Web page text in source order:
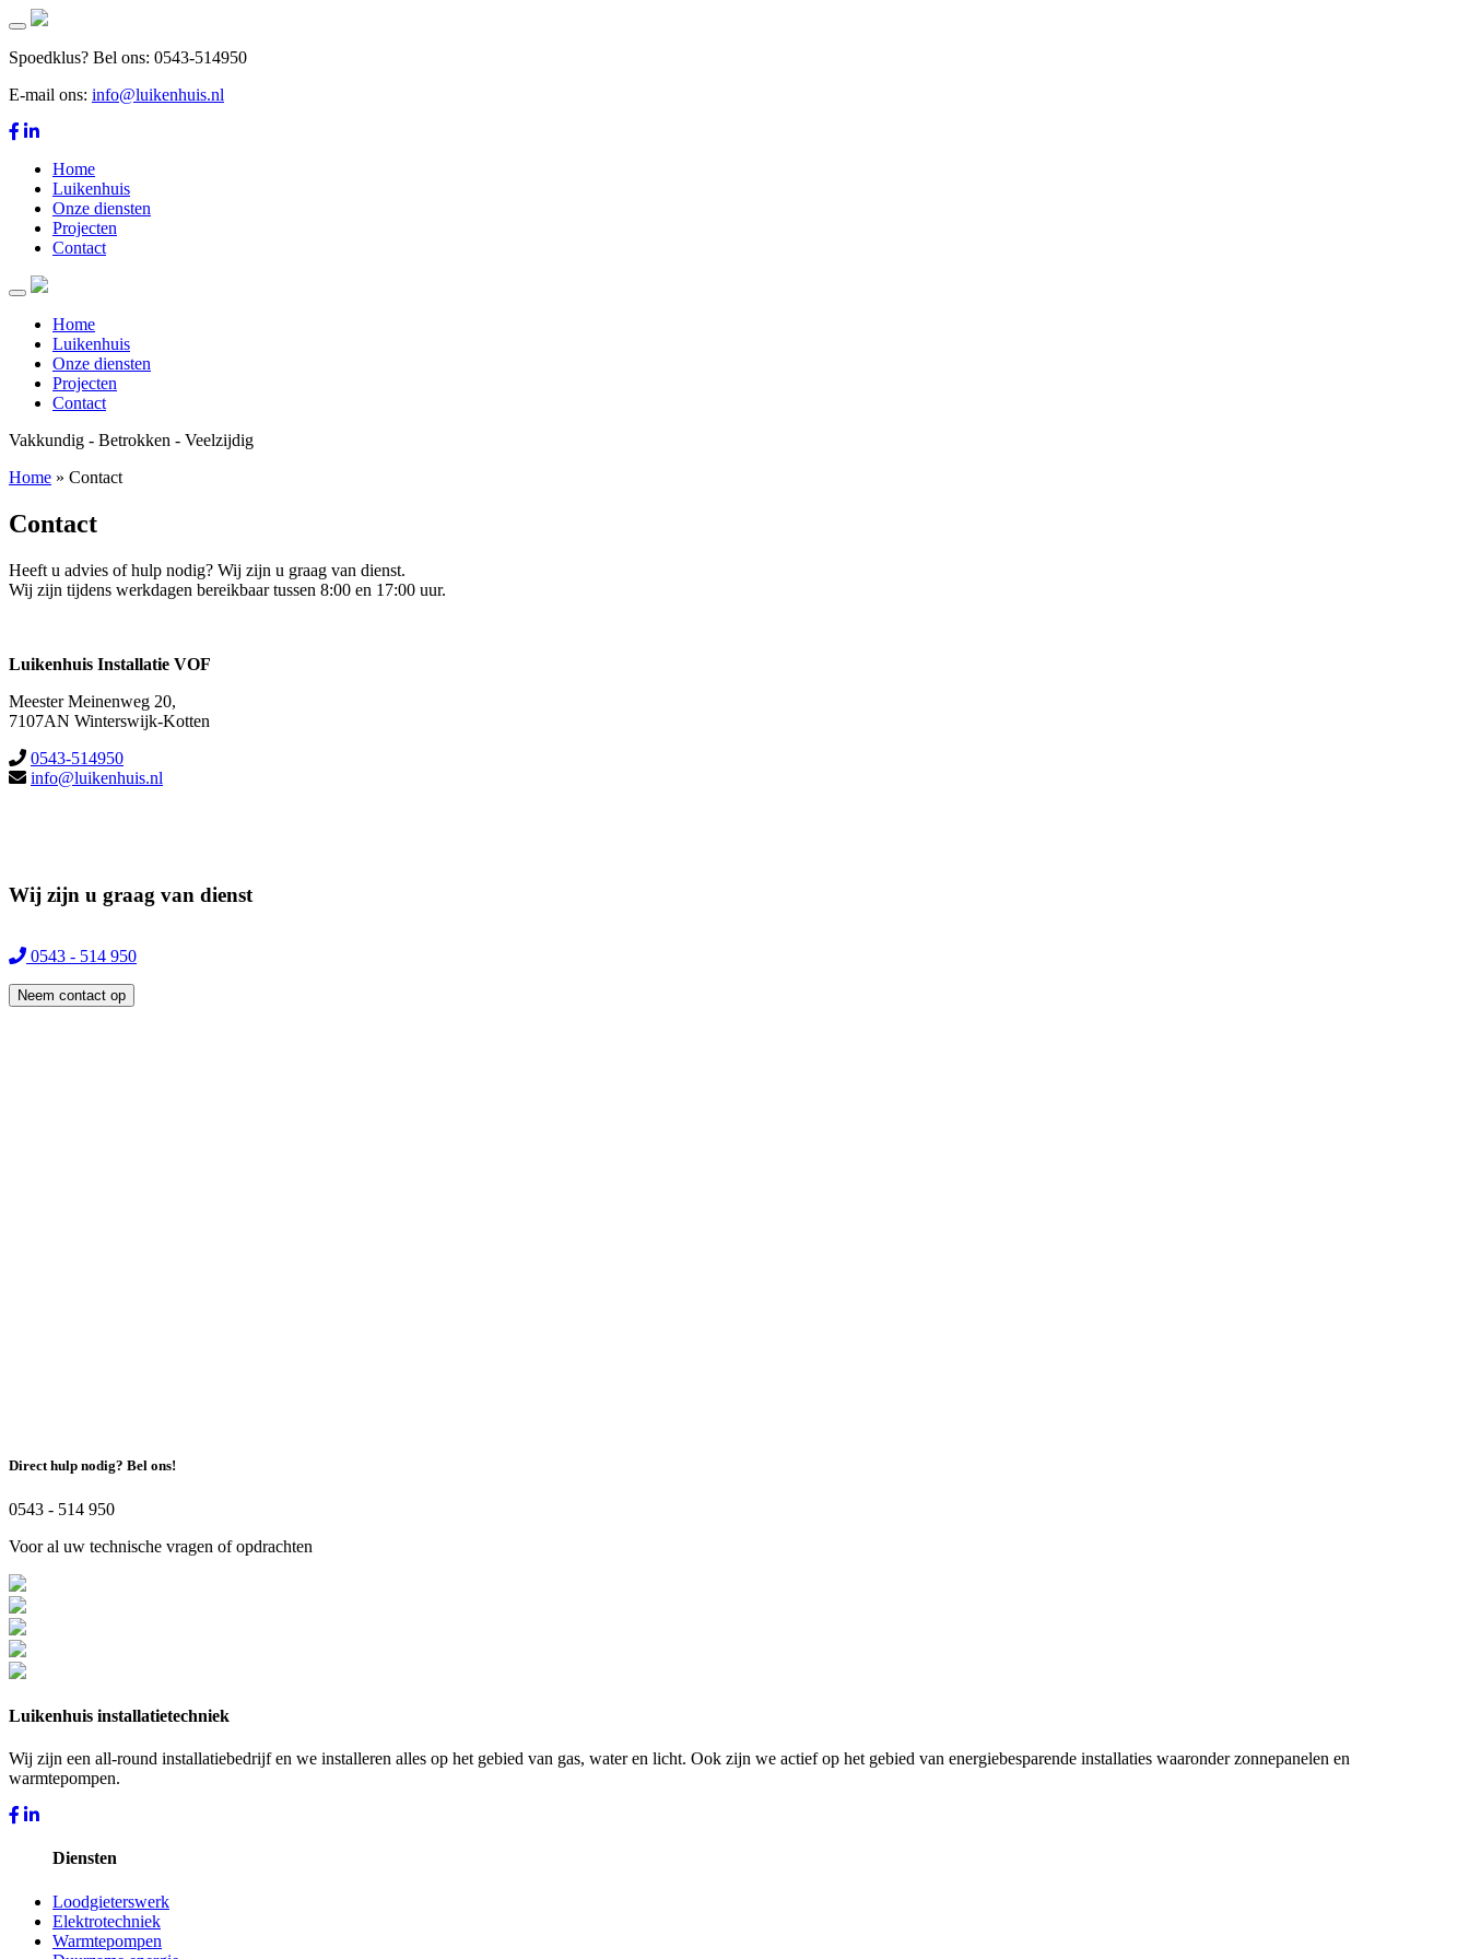
Menu
Spoedklus? Bel ons: 0543-514950
E-mail ons: info@luikenhuis.nl
Home
Luikenhuis
Onze diensten
Projecten
Contact
Menu
Home
Luikenhuis
Onze diensten
Projecten
Contact
Vakkundig - Betrokken - Veelzijdig
Home » Contact
Contact
Heeft u advies of hulp nodig? Wij zijn u graag van dienst.
Wij zijn tijdens werkdagen bereikbaar tussen 8:00 en 17:00 uur.
Luikenhuis Installatie VOF
Meester Meinenweg 20,
7107AN Winterswijk-Kotten
0543-514950
info@luikenhuis.nl
Wij zijn u graag van dienst
0543 - 514 950
Neem contact op
Direct hulp nodig? Bel ons!
0543 - 514 950
Voor al uw technische vragen of opdrachten
Luikenhuis installatietechniek
Wij zijn een all-round installatiebedrijf en we installeren alles op het gebied van gas, water en licht. Ook zijn we actief op het gebied van energiebesparende installaties waaronder zonnepanelen en
warmtepompen.
Diensten
Loodgieterswerk
Elektrotechniek
Warmtepompen